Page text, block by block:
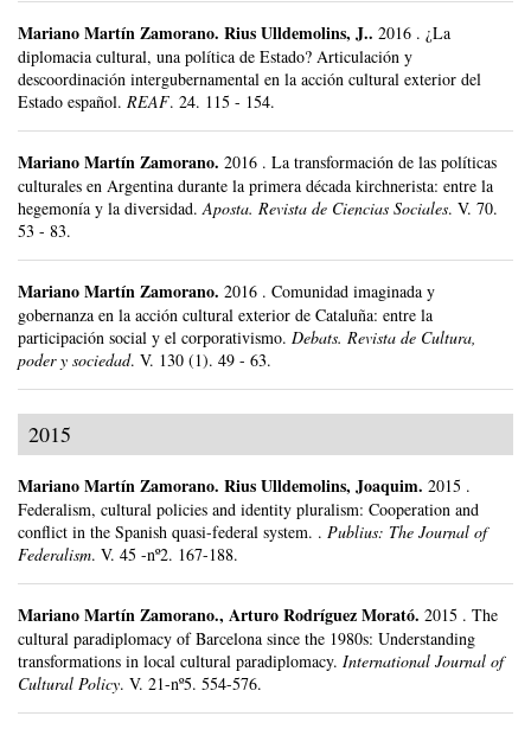
Mariano Martín Zamorano. Rius Ulldemolins, J.. 2016 . ¿La
diplomacia cultural, una política de Estado? Articulación y
descoordinación intergubernamental en la acción cultural exterior del
Estado español. REAF. 24. 115 - 154.
Mariano Martín Zamorano. 2016 . La transformación de las políticas
culturales en Argentina durante la primera década kirchnerista: entre la
hegemonía y la diversidad. Aposta. Revista de Ciencias Sociales. V. 70.
53 - 83.
Mariano Martín Zamorano. 2016 . Comunidad imaginada y
gobernanza en la acción cultural exterior de Cataluña: entre la
participación social y el corporativismo. Debats. Revista de Cultura,
poder y sociedad. V. 130 (1). 49 - 63.
2015
Mariano Martín Zamorano. Rius Ulldemolins, Joaquim. 2015 .
Federalism, cultural policies and identity pluralism: Cooperation and
conflict in the Spanish quasi-federal system. . Publius: The Journal of
Federalism. V. 45 -nº2. 167-188.
Mariano Martín Zamorano., Arturo Rodríguez Morató. 2015 . The
cultural paradiplomacy of Barcelona since the 1980s: Understanding
transformations in local cultural paradiplomacy. International Journal of
Cultural Policy. V. 21-nº5. 554-576.